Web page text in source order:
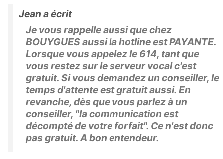
Jean a écrit
Je vous rappelle aussi que chez
BOUYGUES aussi la hotline est PAYANTE.
Lorsque vous appelez le 614, tant que
vous restez sur le serveur vocal c'est
gratuit. Si vous demandez un conseiller, le
temps d'attente est gratuit aussi. En
revanche, dès que vous parlez à un
conseiller, "la communication est
décompté de votre forfait". Ce n'est donc
pas gratuit. A bon entendeur.